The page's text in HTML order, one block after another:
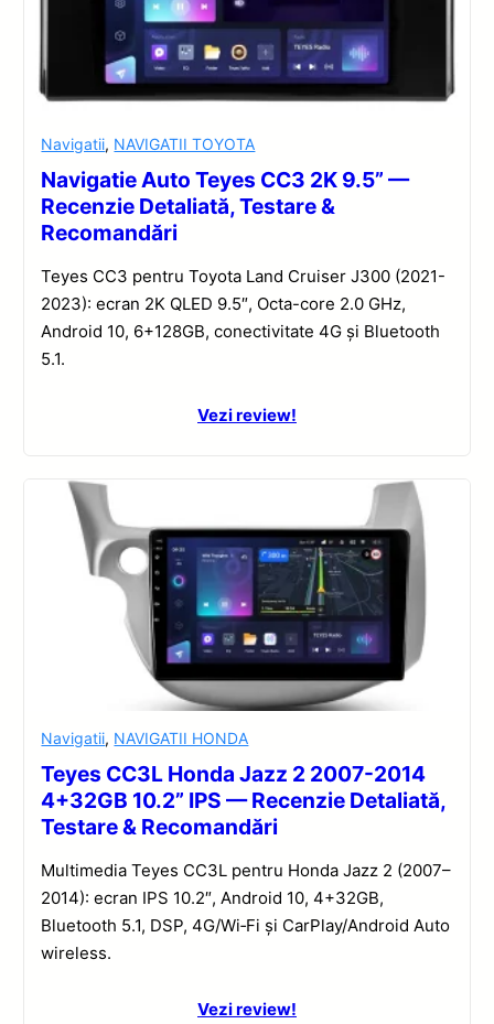
Navigatii, NAVIGATII TOYOTA
Navigatie Auto Teyes CC3 2K 9.5” —
Recenzie Detaliată, Testare &
Recomandări
Teyes CC3 pentru Toyota Land Cruiser J300 (2021-
2023): ecran 2K QLED 9.5″, Octa-core 2.0 GHz,
Android 10, 6+128GB, conectivitate 4G și Bluetooth
5.1.
Vezi review!
Navigatii, NAVIGATII HONDA
Teyes CC3L Honda Jazz 2 2007-2014
4+32GB 10.2” IPS — Recenzie Detaliată,
Testare & Recomandări
Multimedia Teyes CC3L pentru Honda Jazz 2 (2007–
2014): ecran IPS 10.2″, Android 10, 4+32GB,
Bluetooth 5.1, DSP, 4G/Wi‑Fi și CarPlay/Android Auto
wireless.
Vezi review!